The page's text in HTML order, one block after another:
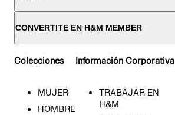
CONVERTITE EN H&M MEMBER
Colecciones
MUJER
HOMBRE
Información Corporativa
TRABAJAR EN
H&M